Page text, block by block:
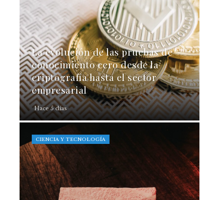
La evolución de las pruebas de
conocimiento cero desde la
criptografía hasta el sector
empresarial
Hace 5 días
CIENCIA Y TECNOLOGÍA